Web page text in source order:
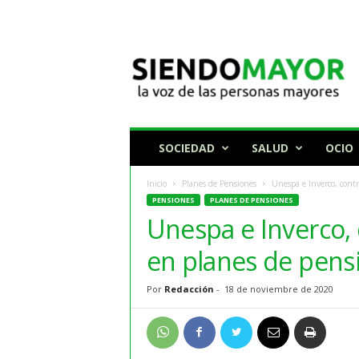
o
SOCIEDAD SALUD OCIO
Inicio Planes de Pensiones Unespa e Inverco,
PENSIONES PLANES DE PENSIONES
Unespa e Inverco,
en planes de
Por Redacción - 18 de noviembre de 2020